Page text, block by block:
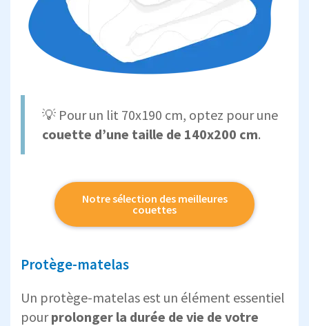
💡 Pour un lit 70x190 cm, optez pour une
couette d’une taille de 140x200 cm.
Notre sélection des meilleures
couettes
Protège-matelas
Un protège-matelas est un élément essentiel
pourprolonger la durée de vie de votre